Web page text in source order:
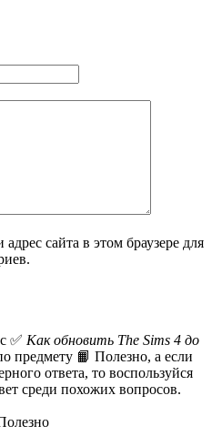
сайта в этом браузере для
✅ Как обновить The Sims 4 до
предмету 📙 Полезно, а если
ответа, то воспользуйся
среди похожих вопросов.